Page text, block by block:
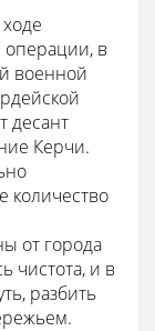
операции, в
военной
десант
Керчи.
количество
от города
чистота, и в
разбить